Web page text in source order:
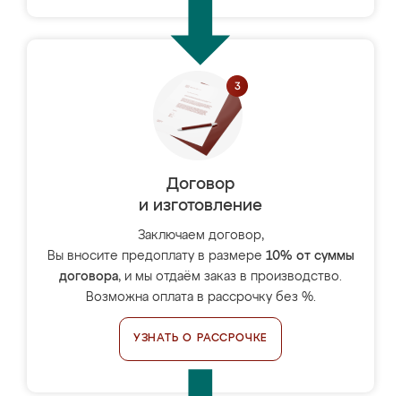
Договор
и изготовление
Заключаем договор,
Вы вносите предоплату в размере 10% от суммы
договора, и мы отдаём заказ в производство.
Возможна оплата в рассрочку без %.
УЗНАТЬ О РАССРОЧКЕ